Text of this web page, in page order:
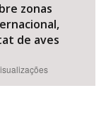
zonas
de aves